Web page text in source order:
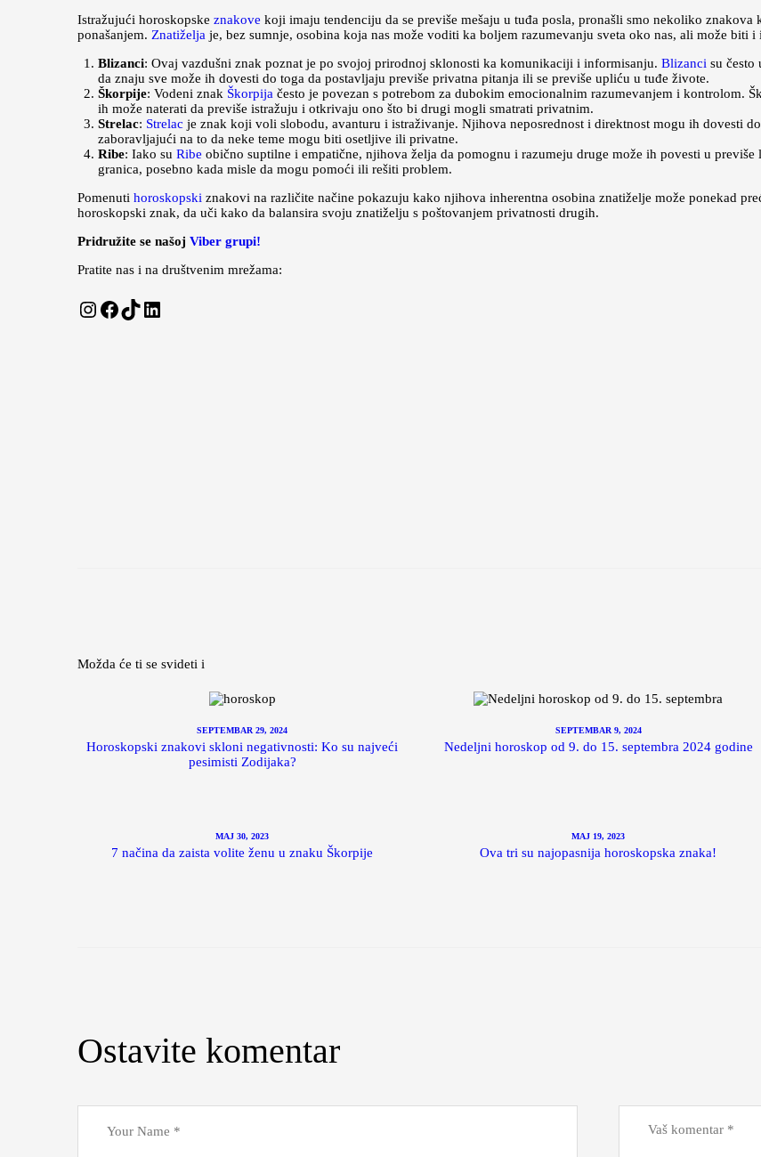
Istražujući horoskopske znakove koji imaju tendenciju da se previše mešaju u tuđa posla, pronašli smo nekoliko
ponašanjem. Znatiželja je, bez sumnje, osobina koja nas može voditi ka boljem razumevanju sveta oko nas, ali može biti
Blizanci: Ovaj vazdušni znak poznat je po svojoj prirodnoj sklonosti ka komunikaciji i informisanju. Blizanci su često
da znaju sve može ih dovesti do toga da postavljaju previše privatna pitanja ili se previše upliću u tuđe živote.
Škorpije: Vodeni znak Škorpija često je povezan s potrebom za dubokim emocionalnim razumevanjem i kontrolom.
ih može naterati da previše istražuju i otkrivaju ono što bi drugi mogli smatrati privatnim.
Strelac: Strelac je znak koji voli slobodu, avanturu i istraživanje. Njihova neposrednost i direktnost mogu ih dovesti
zaboravljajući na to da neke teme mogu biti osetljive ili privatne.
Ribe: Iako su Ribe obično suptilne i empatične, njihova želja da pomognu i razumeju druge može ih povesti u previše
granica, posebno kada misle da mogu pomoći ili rešiti problem.
Pomenuti horoskopski znakovi na različite načine pokazuju kako njihova inherentna osobina znatiželje može ponekad
horoskopski znak, da uči kako da balansira svoju znatiželju s poštovanjem privatnosti drugih.
Pridružite se našoj Viber grupi!
Pratite nas i na društvenim mrežama:
Instagram
Facebook
TikTokLinkedIn
Možda će ti se svideti i
SEPTEMBAR 29, 2024
Horoskopski znakovi skloni negativnosti: Ko su najveći
pesimisti Zodijaka?
SEPTEMBAR 9, 2024
Nedeljni horoskop od 9. do 15. septembra 2024 godine
MAJ 30, 2023
7 načina da zaista volite ženu u znaku Škorpije
MAJ 19, 2023
Ova tri su najopasnija horoskopska znaka!
Ostavite komentar